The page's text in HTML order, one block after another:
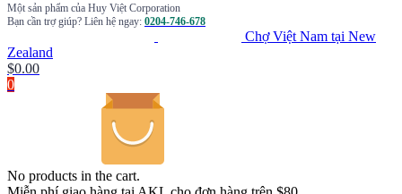
Một sản phẩm của Huy Việt Corporation
Bạn cần trợ giúp? Liên hệ ngay: 0204-746-678
Chợ Việt Nam tại New
Zealand
$0.00
0
No products in the cart.